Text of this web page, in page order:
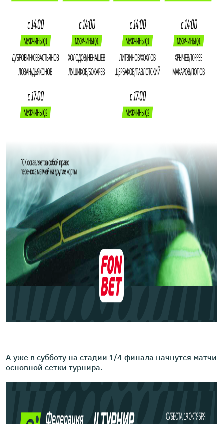
А уже в субботу на стадии 1/4 финала начнутся матчи
основной сетки турнира.